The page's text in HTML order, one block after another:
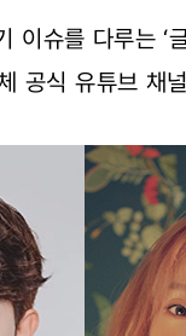
이슈를 다루는
공식 유튜브 채